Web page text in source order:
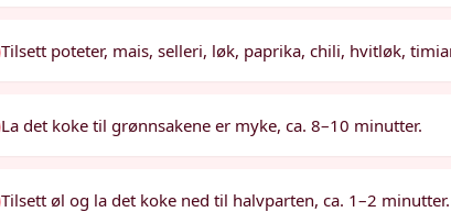
Tilsett poteter, mais, selleri, løk, paprika, chili, hvitløk,
La det koke til grønnsakene er myke, ca. 8–10 minutter.
Tilsett øl og la det koke ned til halvparten, ca. 1–2 minutter.